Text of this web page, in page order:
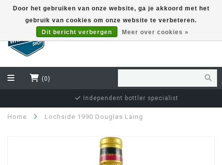
(0)
Independent bottler specialist
Home Lochside 1990 Douglas Laing
Door het gebruiken van onze website, ga je akkoord met het
gebruik van cookies om onze website te verbeteren.
Dit bericht verbergen
Meer over cookies »